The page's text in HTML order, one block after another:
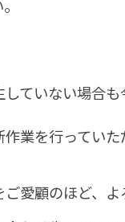
ていない場合
作業を行ってい
愛顧のほど、よ